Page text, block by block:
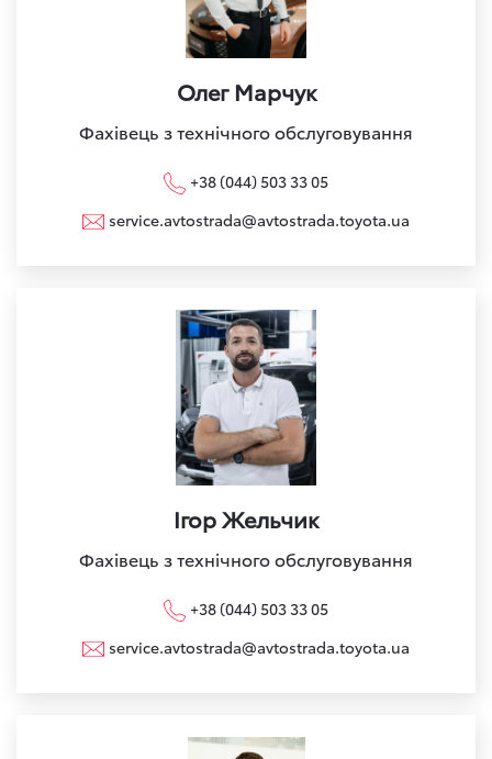
Олег Марчук
Фахівець з технічного обслуговування
+38 (044) 503 33 05
service.avtostrada@avtostrada.toyota.ua
Ігор Жельчик
Фахівець з технічного обслуговування
+38 (044) 503 33 05
service.avtostrada@avtostrada.toyota.ua